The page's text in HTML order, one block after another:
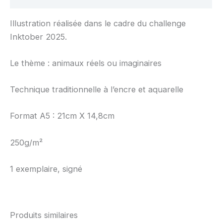
Illustration réalisée dans le cadre du challenge
Inktober 2025.
Le thème : animaux réels ou imaginaires
Technique traditionnelle à l’encre et aquarelle
Format A5 : 21cm X 14,8cm
250g/m²
1 exemplaire, signé
Produits similaires